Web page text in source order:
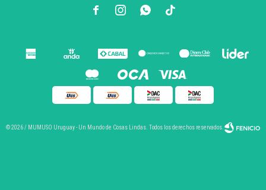
  
© 2026 / MUMUSO Uruguay - Un Mundo de Cosas Lindas. Todos los derechos reservados.